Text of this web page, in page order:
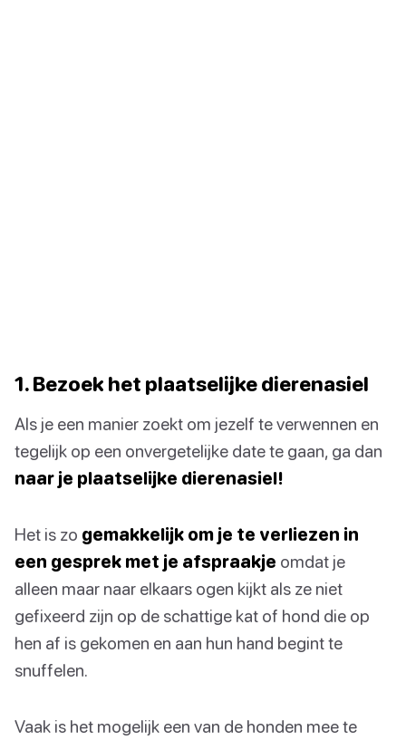
1. Bezoek het plaatselijke dierenasiel
Als je een manier zoekt om jezelf te verwennen en
tegelijk op een onvergetelijke date te gaan, ga dan
naar je plaatselijke dierenasiel!
Het is zo gemakkelijk om je te verliezen in
een gesprek met je afspraakje omdat je
alleen maar naar elkaars ogen kijkt als ze niet
gefixeerd zijn op de schattige kat of hond die op
hen af is gekomen en aan hun hand begint te
snuffelen.
Vaak is het mogelijk een van de honden mee te